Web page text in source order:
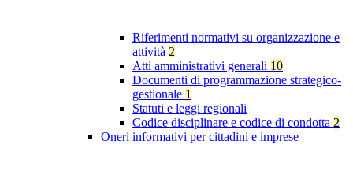
Riferimenti normativi su organizzazione e
attività 2
Atti amministrativi generali 10
Documenti di programmazione strategico-
gestionale 1
Statuti e leggi regionali
Codice disciplinare e codice di condotta 2
Oneri informativi per cittadini e imprese